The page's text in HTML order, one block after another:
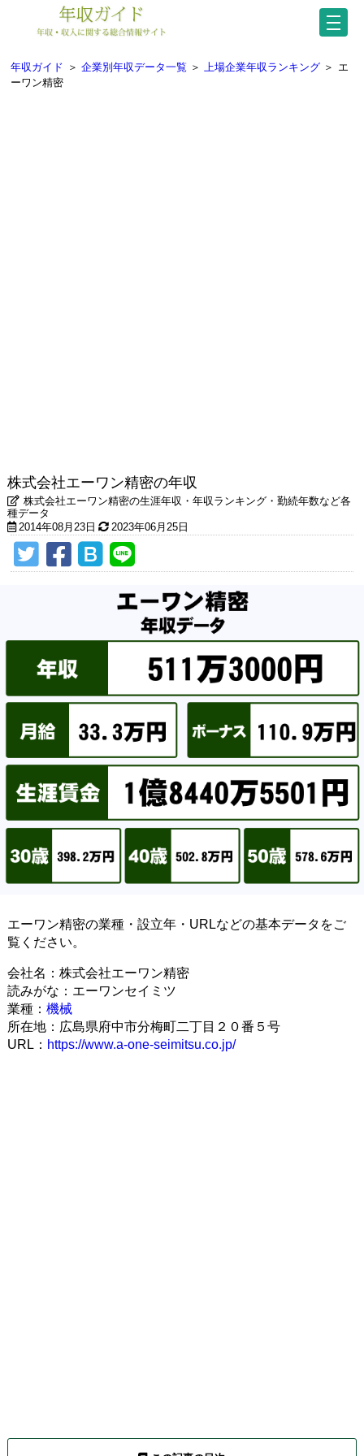
年収ガイド ＞ 企業別年収データ一覧 ＞ 上場企業年収ランキング ＞ エ
ーワン精密
株式会社エーワン精密の年収
株式会社エーワン精密の生涯年収・年収ランキング・勤続年数など各
種データ
2014年08月23日
2023年06月25日
エーワン精密の業種・設立年・URLなどの基本データをご
覧ください。
会社名：株式会社エーワン精密
読みがな：エーワンセイミツ
業種： 機械
所在地：広島県府中市分梅町二丁目２０番５号
URL： https://www.a-one-seimitsu.co.jp/